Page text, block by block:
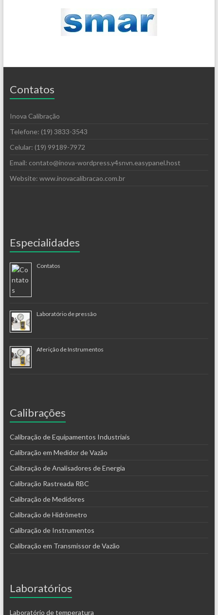
Contatos
Inova Calibração
Telefone: (19) 3833-3543
Celular: (19) 99189-7972
Email: contato@inova-wordpress.y4snvn.easypanel.host
Website: www.inovacalibracao.com.br
Especialidades
Contatos
Laboratório de pressão
Aferição de Instrumentos
Calibrações
Calibração de Equipamentos Industriais
Calibração em Medidor de Vazão
Calibração de Analisadores de Energia
Calibração Rastreada RBC
Calibração de Medidores
Calibração de Hidrômetro
Calibração de Instrumentos
Calibração em Transmissor de Vazão
Laboratórios
Laboratório de temperatura